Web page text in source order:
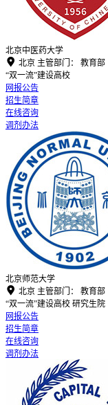
北京中医药大学
 北京 主管部门：
教育部
“双一流”建设高校
网报公告
招生简章
在线咨询
调剂办法
北京师范大学
 北京 主管部门：
教育部
“双一流”建设高校 研究生院
网报公告
招生简章
在线咨询
调剂办法